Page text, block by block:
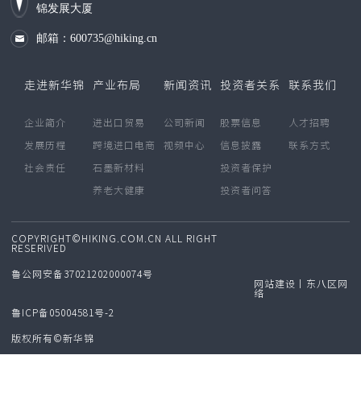
锦发展大厦
邮箱：600735@hiking.cn
走进新华锦
企业简介
发展历程
社会责任
产业布局
进出口贸易
跨境进口电商
石墨新材料
养老大健康
新闻资讯
公司新闻
视频中心
投资者关系
股票信息
信息披露
投资者保护
投资者问答
联系我们
人才招聘
联系方式
COPYRIGHT©HIKING.COM.CN ALL RIGHT
RESERIVED
鲁公网安备37021202000074号
鲁ICP备05004581号-2
版权所有©新华锦
网站建设丨东八区网
络